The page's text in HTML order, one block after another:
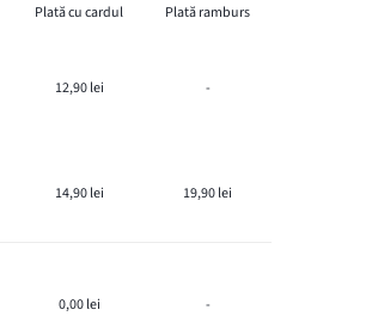
Plată cu cardul
Plată ramburs
12,90 lei -
14,90 lei 19,90 lei
0,00 lei -